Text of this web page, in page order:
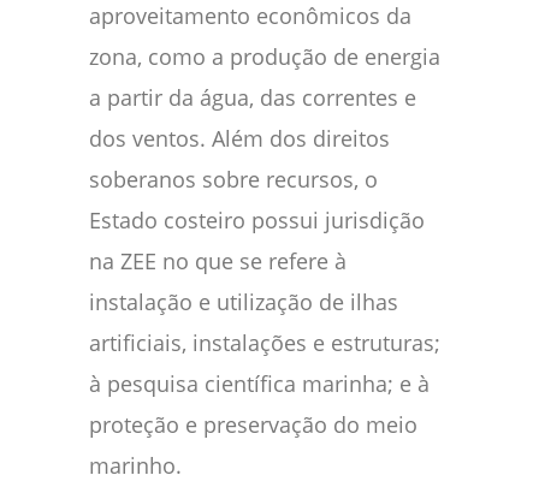
aproveitamento econômicos da
zona, como a produção de energia
a partir da água, das correntes e
dos ventos. Além dos direitos
soberanos sobre recursos, o
Estado costeiro possui jurisdição
na ZEE no que se refere à
instalação e utilização de ilhas
artificiais, instalações e estruturas;
à pesquisa científica marinha; e à
proteção e preservação do meio
marinho.